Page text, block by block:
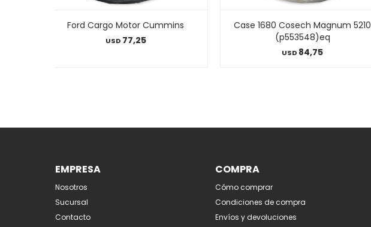
Ford Cargo Motor Cummins
USD 77,25
Case 1680 Cosech Magnum 5210
(p553548)eq
USD 84,75
EMPRESA
Nosotros
Sucursal
Contacto
COMPRA
Cómo comprar
Condiciones de compra
Envíos y devoluciones